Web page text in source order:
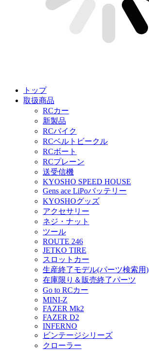
トップ
取扱商品
RCカー
新製品
RCバイク
RCベルトビークル
RCボート
RCプレーン
送受信機
KYOSHO SPEED HOUSE
Gens ace LiPoバッテリー
KYOSHOグッズ
アクセサリー
ネジ・ナット
ツール
ROUTE 246
JETKO TIRE
スロットカー
生産終了モデル(パーツ検索用)
在庫限り＆販売終了パーツ
Go to RCカー
MINI-Z
FAZER Mk2
FAZER D2
INFERNO
ビンテージシリーズ
クローラー